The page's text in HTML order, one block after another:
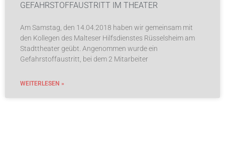
GEFAHRSTOFFAUSTRITT IM THEATER
Am Samstag, den 14.04.2018 haben wir gemeinsam mit
den Kollegen des Malteser Hilfsdienstes Rüsselsheim am
Stadttheater geübt. Angenommen wurde ein
Gefahrstoffaustritt, bei dem 2 Mitarbeiter
WEITERLESEN »